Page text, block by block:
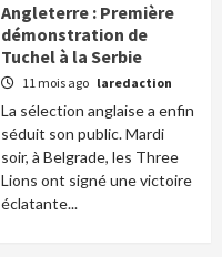
Angleterre : Première
démonstration de
Tuchel à la Serbie
11 mois ago laredaction
La sélection anglaise a enfin
séduit son public. Mardi
soir, à Belgrade, les Three
Lions ont signé une victoire
éclatante...